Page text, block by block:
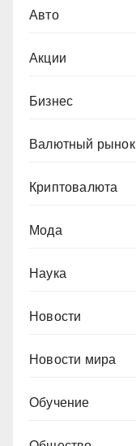
Авто
Акции
Бизнес
Валютный рынок
Криптовалюта
Мода
Наука
Новости
Новости мира
Обучение